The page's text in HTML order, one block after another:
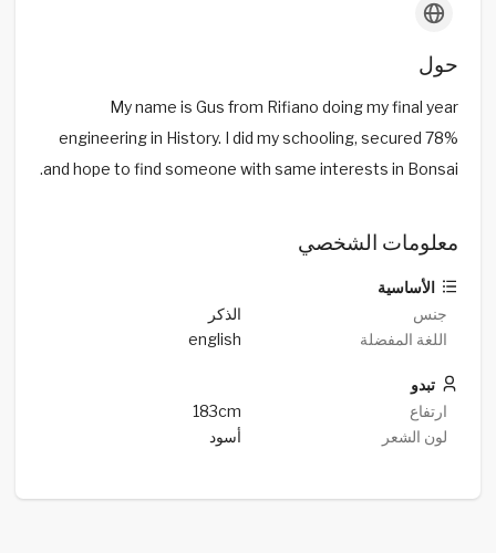
حول
My name is Gus from Rifiano doing my final year
engineering in History. I did my schooling, secured 78%
and hope to find someone with same interests in Bonsai.
معلومات الشخصي
الأساسية
جنس
الذكر
اللغة المفضلة
english
تبدو
ارتفاع
183cm
لون الشعر
أسود